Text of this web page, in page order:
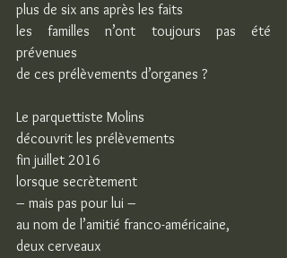
plus de six ans après les faits
les familles n’ont toujours pas été
prévenues
de ces prélèvements d’organes ?
Le parquettiste Molins
découvrit les prélèvements
fin juillet 2016
lorsque secrètement
– mais pas pour lui –
au nom de l’amitié franco-américaine,
deux cerveaux